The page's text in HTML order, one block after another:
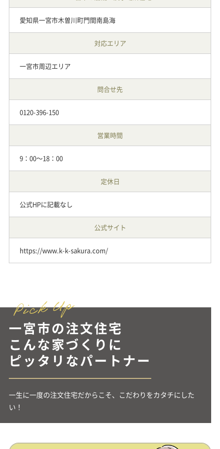
愛知県一宮市木曽川町門間南島海
対応エリア
一宮市周辺エリア
問合せ先
0120-396-150
営業時間
9：00～18：00
定休日
公式HPに記載なし
公式サイト
https://www.k-k-sakura.com/
一宮市の注文住宅
こんな家づくりに
ピッタリなパートナー
一生に一度の注文住宅だからこそ、こだわりをカタチにした
い！